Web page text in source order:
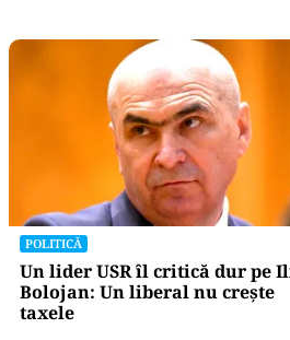
POLITICĂ
Un lider USR îl critică dur pe
Bolojan: Un liberal nu crește
taxele